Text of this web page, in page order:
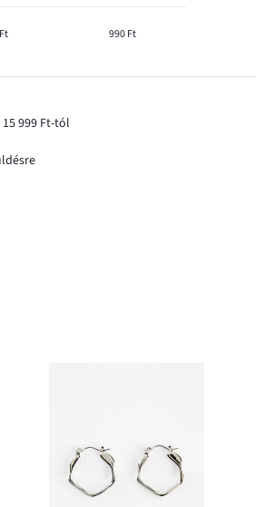
990 Ft
999 Ft-tól